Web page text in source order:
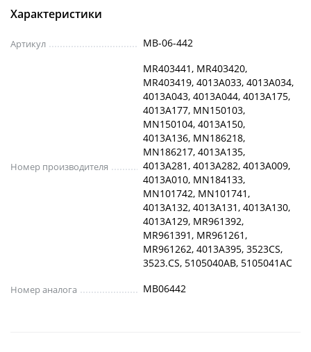
Характеристики
Артикул MB-06-442
Номер производителя
MR403441, MR403420,
MR403419, 4013A033, 4013A034,
4013A043, 4013A044, 4013A175,
4013A177, MN150103,
MN150104, 4013A150,
4013A136, MN186218,
MN186217, 4013A135,
4013A281, 4013A282, 4013A009,
4013A010, MN184133,
MN101742, MN101741,
4013A132, 4013A131, 4013A130,
4013A129, MR961392,
MR961391, MR961261,
MR961262, 4013A395, 3523CS,
3523.CS, 5105040AB, 5105041AC
Номер аналога MB06442